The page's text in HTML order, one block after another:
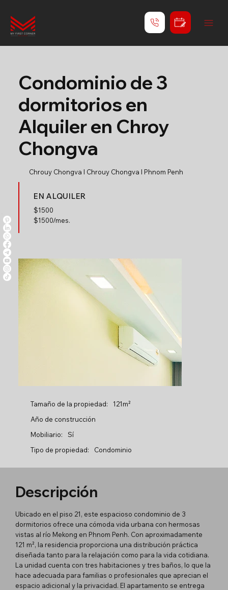
Condominio de 3
dormitorios en
Alquiler en Chroy
Chongva
Chrouy Chongva l Chrouy Chongva l Phnom Penh
EN ALQUILER
$1500
$1500/mes.
Tamaño de la propiedad:
121m²
Año de construcción
Mobiliario:
Sí
Tipo de propiedad:
Condominio
Descripción
Ubicado en el piso 21, este espacioso condominio de 3
dormitorios ofrece una cómoda vida urbana con hermosas
vistas al río Mekong en Phnom Penh. Con aproximadamente
121 m², la residencia proporciona una distribución práctica
diseñada tanto para la relajación como para la vida cotidiana.
La unidad cuenta con tres habitaciones y tres baños, lo que la
hace adecuada para familias o profesionales que aprecian el
espacio adicional y la privacidad. El apartamento se entrega